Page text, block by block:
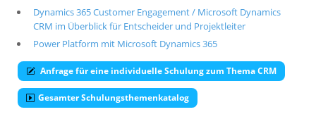
Dynamics 365 Customer Engagement / Microsoft Dynamics
CRM im Überblick für Entscheider und Projektleiter
Power Platform mit Microsoft Dynamics 365
Anfrage für eine individuelle Schulung zum Thema CRM
Gesamter Schulungsthemenkatalog